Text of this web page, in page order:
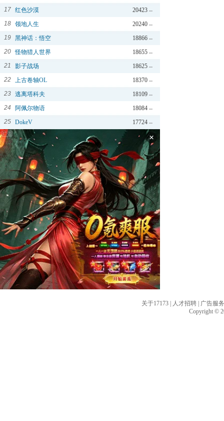
17
20423
红色沙漠
18
20240
领地人生
19
18866
黑神话：悟空
20
18655
怪物猎人世界
21
18625
影子战场
22
18370
上古卷轴OL
23
18109
逃离塔科夫
24
18084
阿佩尔物语
25
17724
DokeV
×
关于17173 人才招聘
广告服务
Copyright ©